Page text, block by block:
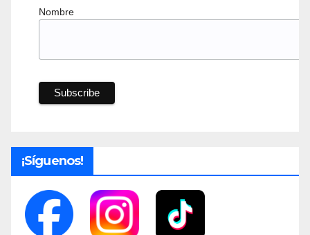
Nombre
¡Síguenos!